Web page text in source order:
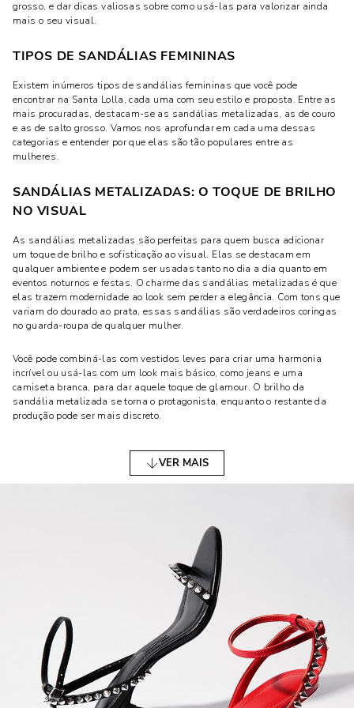
grosso, e dar dicas valiosas sobre como usá-las para valorizar ainda
mais o seu visual.
TIPOS DE SANDÁLIAS FEMININAS
Existem inúmeros tipos de sandálias femininas que você pode
encontrar na Santa Lolla, cada uma com seu estilo e proposta. Entre as
mais procuradas, destacam-se as sandálias metalizadas, as de couro
e as de salto grosso. Vamos nos aprofundar em cada uma dessas
categorias e entender por que elas são tão populares entre as
mulheres.
SANDÁLIAS METALIZADAS: O TOQUE DE BRILHO
NO VISUAL
As sandálias metalizadas são perfeitas para quem busca adicionar
um toque de brilho e sofisticação ao visual. Elas se destacam em
qualquer ambiente e podem ser usadas tanto no dia a dia quanto em
eventos noturnos e festas. O charme das sandálias metalizadas é que
elas trazem modernidade ao look sem perder a elegância. Com tons que
variam do dourado ao prata, essas sandálias são verdadeiros coringas
no guarda-roupa de qualquer mulher.
Você pode combiná-las com vestidos leves para criar uma harmonia
incrível ou usá-las com um look mais básico, como jeans e uma
camiseta branca, para dar aquele toque de glamour. O brilho da
sandália metalizada se torna o protagonista, enquanto o restante da
produção pode ser mais discreto.
SANDÁLIAS DE COURO: UM CLÁSSICO
ser altamente resistente, oferece uma estética sofisticada e atemporal.
Sandálias de couro podem ser usadas tanto em ambientes casuais
quanto formais, sendo uma opção versátil no armário.
Para quem prefere um visual mais clean e minimalista, as sandálias
de couro são a escolha perfeita. Elas complementam qualquer roupa
sem exageros e ainda passam uma sensação de conforto, já que o couro
se adapta facilmente ao formato dos pés. O couro natural, com o tempo,
adquire um charme especial, ficando ainda mais bonito com o uso.
SANDÁLIAS COM SALTO GROSSO: CONFORTO E
ELEGÂNCIA
VER MAIS